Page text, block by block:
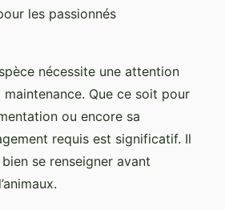
les passionnés
nécessite une attention
Que ce soit pour
ou encore sa
requis est significatif. Il
se renseigner avant